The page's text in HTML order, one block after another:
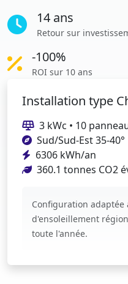
14 ans
Retour sur
-100%
ROI sur 10 ans
Installation type
3 kWc • 10
Sud/Sud-Est 35-40°
6306 kWh/an
360.1 tonnes CO2
Configuration
d'ensoleillement
toute l'année.